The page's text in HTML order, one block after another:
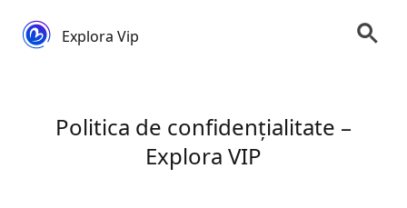
Explora Vip
Politica de confidențialitate –
Explora VIP